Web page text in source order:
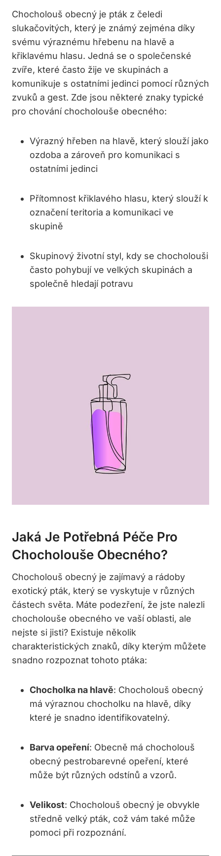
Chocho­louš obecný je pták z čeledi
slukačovitých, který je známý zejména díky
svému výraznému hřebenu na hlavě a
křiklavému hlasu. Jedná se o společenské
zvíře, které často žije ve skupinách a
komunikuje s ostatními jedinci pomocí různých
zvuků a gest. Zde jsou některé znaky typické
pro chování chocholouše obecného:
Výrazný hřeben na hlavě, který slouží jako
ozdoba a zároveň pro komunikaci s
ostatními jedinci
Přítomnost křiklavého hlasu, který slouží k
označení teritoria a komunikaci ve
skupině
Skupinový životní styl, kdy se chocholouši
často pohybují ve velkých skupinách a
společně hledají potravu
Jaká Je Potřebná Péče Pro
Chocholouše Obecného?
Chocholouš obecný je zajímavý a rádoby
exotický pták, který se vyskytuje v různých
částech světa. Máte podezření, že jste nalezli
chocholouše obecného ve vaší oblasti, ale
nejste si jisti? Existuje několik
charakteristických znaků, díky kterým můžete
snadno rozpoznat tohoto ptáka:
Chocholka na hlavě: Chocholouš obecný
má výraznou chocholku na hlavě, díky
které je snadno identifikovatelný.
Barva opeření: Obecně má chocholouš
obecný pestrobarevné opeření, které
může být různých odstínů a vzorů.
Velikost: Chocholouš obecný je obvykle
středně velký pták, což vám také může
pomoci při rozpoznání.